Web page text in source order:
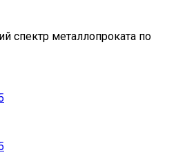
спектр металлопроката по